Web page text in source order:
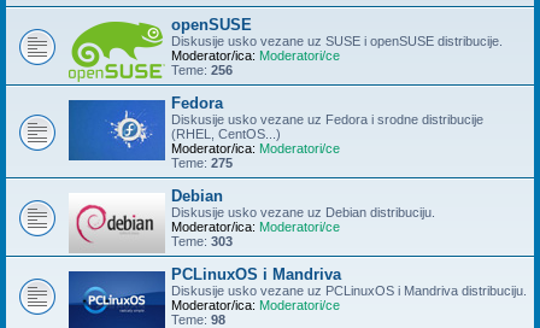
openSUSE
Diskusije usko vezane uz SUSE i openSUSE distribucije.
Moderator/ica: Moderatori/ce
Teme: 256
Fedora
Diskusije usko vezane uz Fedora i srodne distribucije
(RHEL, CentOS...)
Moderator/ica: Moderatori/ce
Teme: 275
Debian
Diskusije usko vezane uz Debian distribuciju.
Moderator/ica: Moderatori/ce
Teme: 303
PCLinuxOS i Mandriva
Diskusije usko vezane uz PCLinuxOS i Mandriva distribuciju.
Moderator/ica: Moderatori/ce
Teme: 98